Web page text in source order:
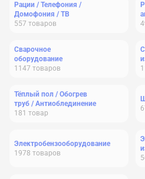
Рации / Телефония /
Домофония / ТВ
557 товаров
Сварочное
оборудование
1147 товаров
Тёплый пол / Обогрев
труб / Антиоблединение
181 товар
Электробензооборудование
1978 товаров